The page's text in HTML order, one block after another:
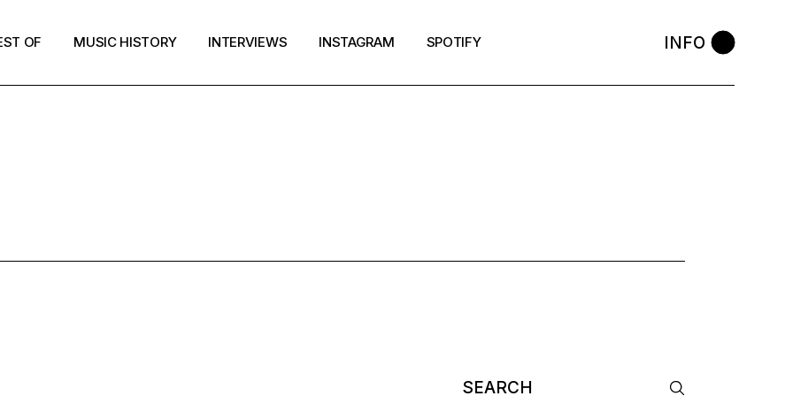
OF MUSIC HISTORY INTERVIEWS INSTAGRAM SPOTIFY INFO
Search